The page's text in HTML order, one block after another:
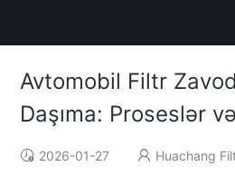
Avtomobil Filtr
Daşıma: Proseslər
2026-01-27 Huachang